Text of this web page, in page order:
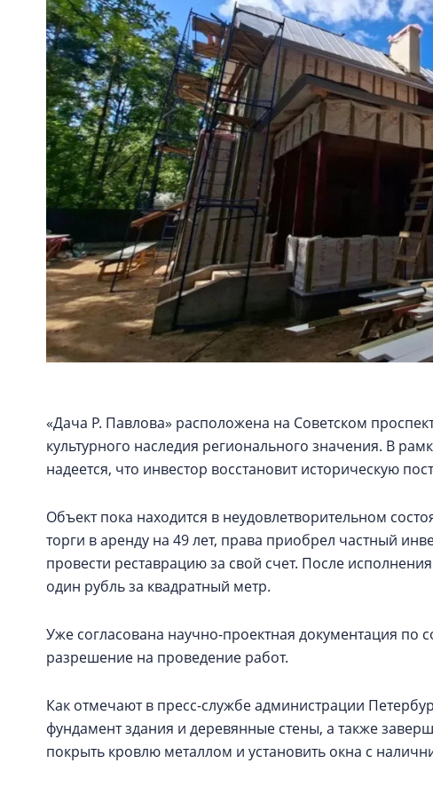
«Дача Р. Павлова» расположена на Советском
культурного наследия регионального значения. В
надеется, что инвестор восстановит историческую
Объект пока находится в неудовлетворительном
торги в аренду на 49 лет, права приобрел частный
провести реставрацию за свой счет. После
один рубль за квадратный метр.
Уже согласована научно-проектная документация по
разрешение на проведение работ.
Как отмечают в пресс-службе администрации
фундамент здания и деревянные стены, а также
покрыть кровлю металлом и установить окна с